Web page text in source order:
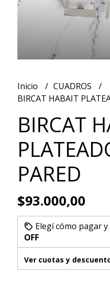
Inicio
CUADROS
BIRCAT HABAIT
BIRCAT
PARED
$93.000,00
Elegí cómo pagar
OFF
Ver cuotas y